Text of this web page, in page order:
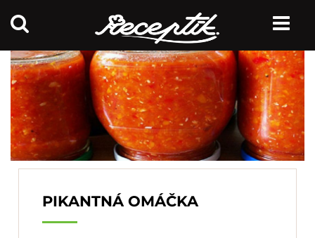
PIKANTNÁ OMÁČKA